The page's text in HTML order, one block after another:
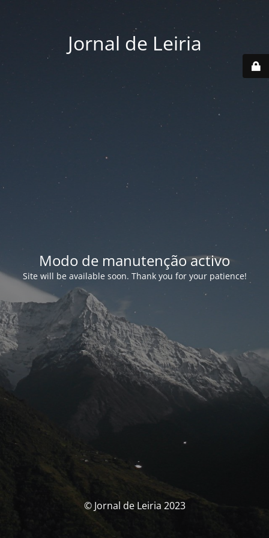
Jornal de Leiria
Modo de manutenção activo
Site will be available soon. Thank you for your patience!
© Jornal de Leiria 2023